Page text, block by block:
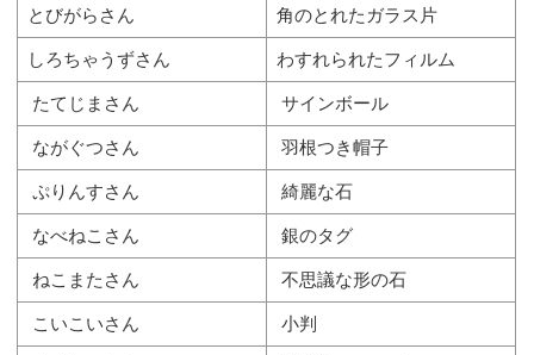
とびがらさん 角のとれたガラス片
しろちゃうずさん わすれられたフィルム
たてじまさん サインボール
ながぐつさん 羽根つき帽子
ぷりんすさん 綺麗な石
なべねこさん 銀のタグ
ねこまたさん 不思議な形の石
こいこいさん 小判